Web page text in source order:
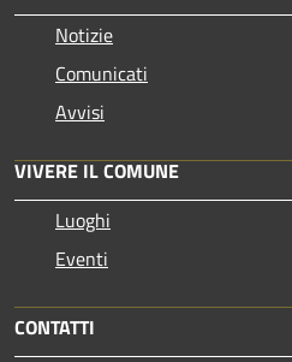
Notizie
Comunicati
Avvisi
VIVERE IL COMUNE
Luoghi
Eventi
CONTATTI